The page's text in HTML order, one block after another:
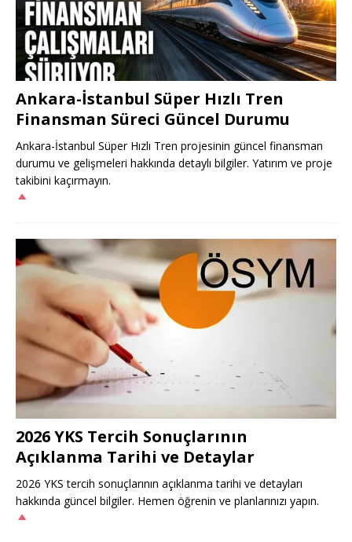
Ankara-İstanbul Süper Hızlı Tren
Finansman Süreci Güncel Durumu
Ankara-İstanbul Süper Hızlı Tren projesinin güncel finansman
durumu ve gelişmeleri hakkında detaylı bilgiler. Yatırım ve proje
takibini kaçırmayın.
2026 YKS Tercih Sonuçlarının
Açıklanma Tarihi ve Detaylar
2026 YKS tercih sonuçlarının açıklanma tarihi ve detayları
hakkında güncel bilgiler. Hemen öğrenin ve planlarınızı yapın.